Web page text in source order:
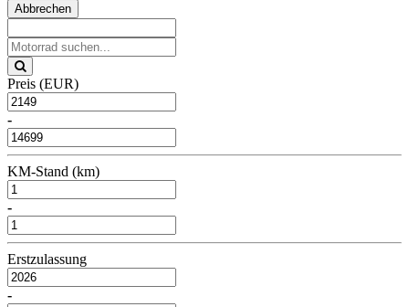
Abbrechen
Preis (EUR)
-
KM-Stand (km)
-
Erstzulassung
-